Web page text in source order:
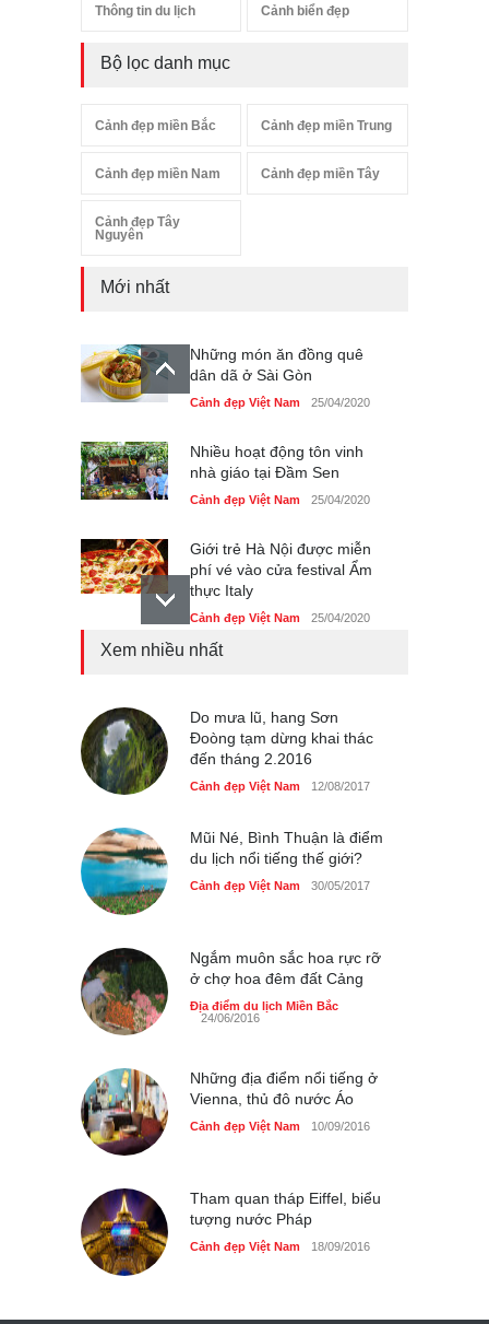
Thông tin du lịch Cảnh biển đẹp
Bộ lọc danh mục
Cảnh đẹp miền Bắc Cảnh đẹp miền Trung
Cảnh đẹp miền Nam Cảnh đẹp miền Tây
Cảnh đẹp Tây
Nguyên
Mới nhất
Những món ăn đồng quê
dân dã ở Sài Gòn
Cảnh đẹp Việt Nam 25/04/2020
Nhiều hoạt động tôn vinh
nhà giáo tại Đầm Sen
Cảnh đẹp Việt Nam 25/04/2020
Giới trẻ Hà Nội được miễn
phí vé vào cửa festival Ẩm
thực Italy
Cảnh đẹp Việt Nam 25/04/2020
Cảnh đẹp Việt Nam 25/04/2020
Bán đảo Sơn Trà sẽ là khu
du lịch quốc gia
Xem nhiều nhất
Do mưa lũ, hang Sơn
Đoòng tạm dừng khai thác
đến tháng 2.2016
Cảnh đẹp Việt Nam 12/08/2017
Mũi Né, Bình Thuận là điểm
du lịch nổi tiếng thế giới?
Cảnh đẹp Việt Nam 30/05/2017
Ngắm muôn sắc hoa rực rỡ
ở chợ hoa đêm đất Cảng
Địa điểm du lịch Miền Bắc
24/06/2016
Những địa điểm nổi tiếng ở
Vienna, thủ đô nước Áo
Cảnh đẹp Việt Nam 10/09/2016
Tham quan tháp Eiffel, biểu
tượng nước Pháp
Cảnh đẹp Việt Nam 18/09/2016